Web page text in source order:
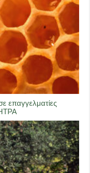
επαγγελματίες